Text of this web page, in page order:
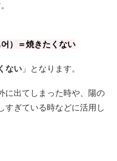
）＝焼きたくない
ない 」となります。
に出てしまった時や、陽の
すぎている時などに活用し